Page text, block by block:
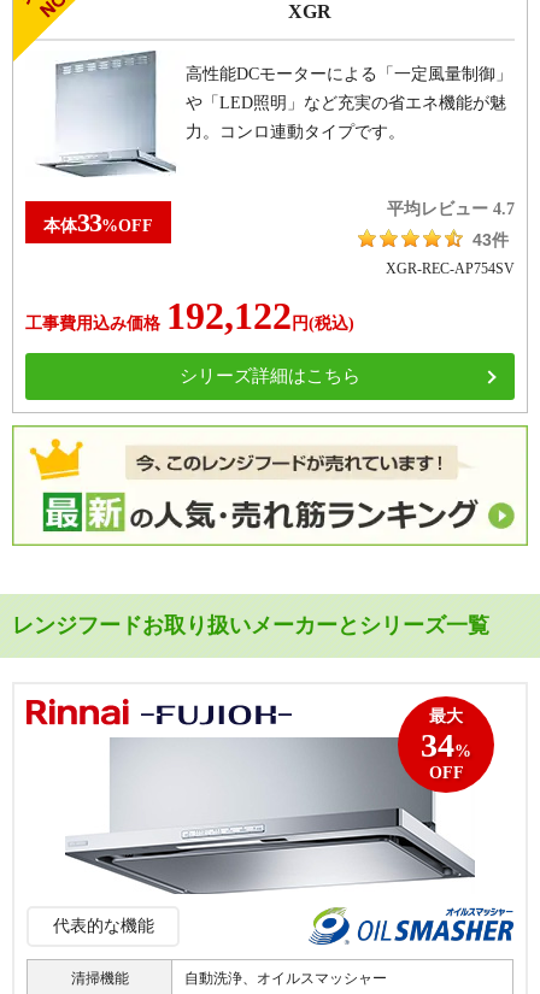
XGR
高性能DCモーターによる「一定風量制御」
や「LED照明」など充実の省エネ機能が魅
力。コンロ連動タイプです。
本体33%OFF
平均レビュー 4.7
43件
XGR-REC-AP754SV
工事費用込み価格 192,122 円(税込)
シリーズ詳細はこちら
レンジフードお取り扱いメーカーとシリーズ一覧
最大
34%
OFF
代表的な機能
清掃機能 自動洗浄、オイルスマッシャー